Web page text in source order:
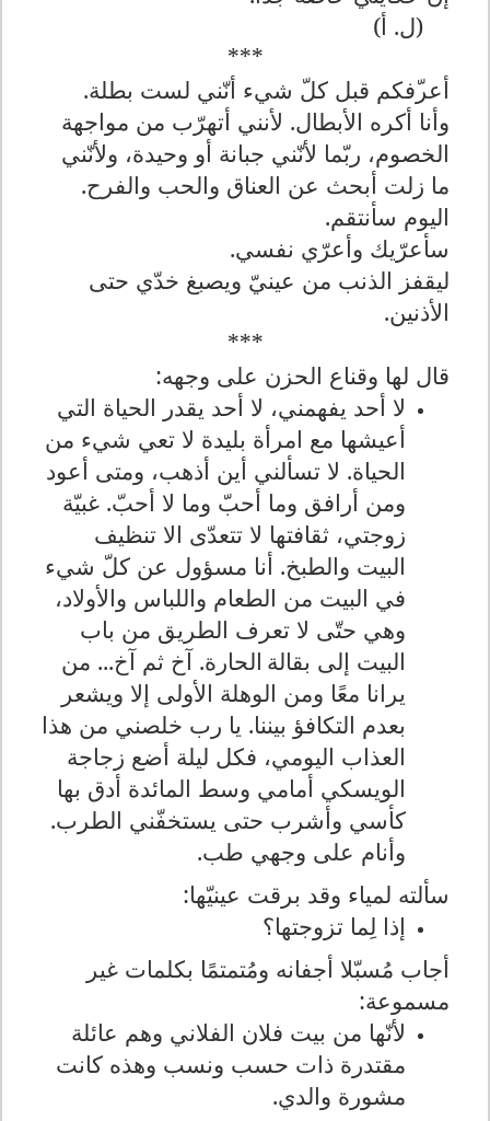
(ل. أ)
***
أعرفكم قبل كلّ شيء أنّني لست بطلة.
وأنا أكره الأبطال. لأنني أتهرّب من مواجهة
الخصوم، ربّما لأنّني جبانة أو وحيدة، ولأنّني
ما زلت أبحث عن العناق والحب والفرح.
اليوم سأنتقم.
سأعرّيك وأعرّي نفسي.
ليقفز الذنب من عينيّ ويصبغ خدّي حتى
الأذنين.
***
قال لها وقناع الحزن على وجهه:
لا أحد يفهمني، لا أحد يقدر الحياة التي
أعيشها مع امرأة بليدة لا تعي شيء من
الحياة. لا تسألني أين أذهب، ومتى أعود
ومن أرافق وما أحبّ وما لا أحبّ. غبيّة
زوجتي، ثقافتها لا تتعدّى الا تنظيف
البيت والطبخ. أنا مسؤول عن كلّ شيء
في البيت من الطعام واللباس والأولاد،
وهي حتّى لا تعرف الطريق من باب
البيت إلى بقالة الحارة. آخ ثم آخ... من
يرانا معًا ومن الوهلة الأولى إلا ويشعر
بعدم التكافؤ بيننا. يا رب خلصني من هذا
العذاب اليومي، فكل ليلة أضع زجاجة
الويسكي أمامي وسط المائدة أدق بها
كأسي وأشرب حتى يستخفّني الطرب.
وأنام على وجهي طب.
سألته لمياء وقد برقت عينيّها:
إذا لِما تزوجتها؟
أجاب مُسبّلا أجفانه ومُتمتمًا بكلمات غير
مسموعة:
لأنّها من بيت فلان الفلاني وهم عائلة
مقتدرة ذات حسب ونسب وهذه كانت
مشورة والدي.